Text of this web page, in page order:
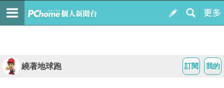
我的
訂閱
繞著地球跑